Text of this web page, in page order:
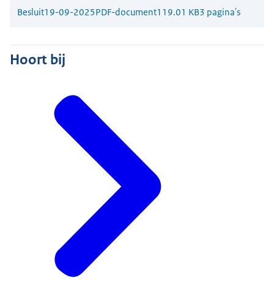
Besluit19-09-2025PDF-document119.01 KB3 pagina's
Hoort bij